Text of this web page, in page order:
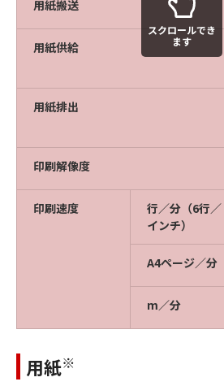
用紙搬送
用紙供給
用紙排出
印刷解像度
印刷速度
行／分（6行／
インチ）
A4ページ／分
m／分
スクロールでき
ます
用紙※